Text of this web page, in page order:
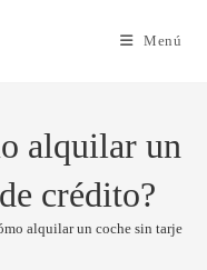
Menú
alquilar un
crédito?
alquilar un coche sin tarjeta